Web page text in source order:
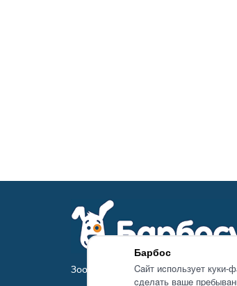
Барбос
Caйт иcпoльзуeт куки-
cдeлaть вaшe
Зоомагазин Барбосу.ру - товары